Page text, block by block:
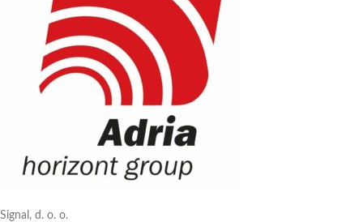
Signal, d. o. o.